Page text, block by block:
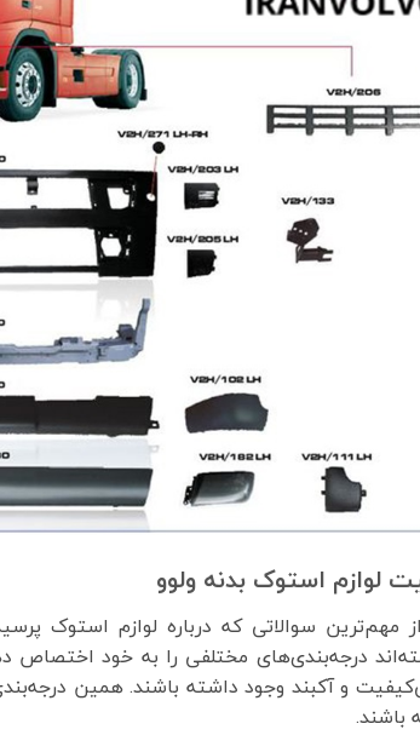
لوازم استوک بدنه ولوو
مهم‌ترین سوالاتی که درباره لوازم استوک
درجه‌بندی‌های مختلفی را به خود
و آکبند وجود داشته باشند. همین
باشند.